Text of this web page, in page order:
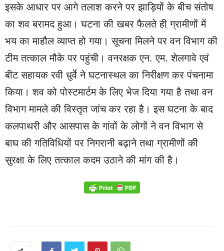
इसके आधार पर आगे तलाश करने पर झाड़ियों के बीच संतोष
का शव बरामद हुआ। घटना की खबर फैलते ही ग्रामीणों में
भय का माहौल व्याप्त हो गया। सूचना मिलने पर वन विभाग की
टीम तत्काल मौके पर पहुंची। वनरक्षक एन. एम. शेलगावे एवं
बीट सहायक रवी धुर्वे ने घटनास्थल का निरीक्षण कर पंचनामा
किया। शव को पोस्टमार्टम के लिए भेज दिया गया है तथा वन
विभाग मामले की विस्तृत जांच कर रहा है। इस घटना के बाद
कलपाथरी और आसपास के गांवों के लोगों ने वन विभाग से
बाघ की गतिविधियों पर निगरानी बढ़ाने तथा ग्रामीणों की
सुरक्षा के लिए तत्काल कदम उठाने की मांग की है।